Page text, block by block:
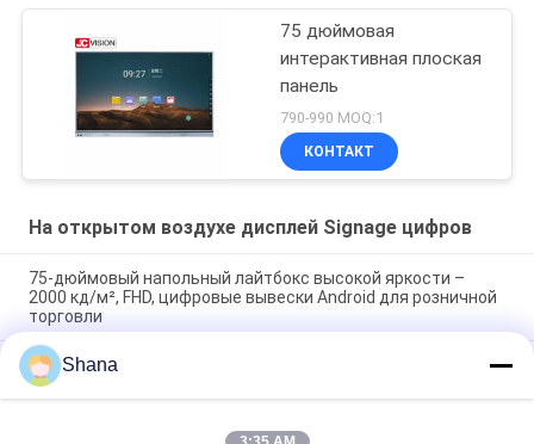
75 дюймовая
интерактивная плоская
панель
790-990 MOQ:1
КОНТАКТ
На открытом воздухе дисплей Signage цифров
75-дюймовый напольный лайтбокс высокой яркости –
2000 кд/м², FHD, цифровые вывески Android для розничной
торговли
65" 4K UHD High Brightness Wall Light Box 2000 нит, E-LED,
Android 11 для наружной розничной торговли и
общественных пространств
Shana